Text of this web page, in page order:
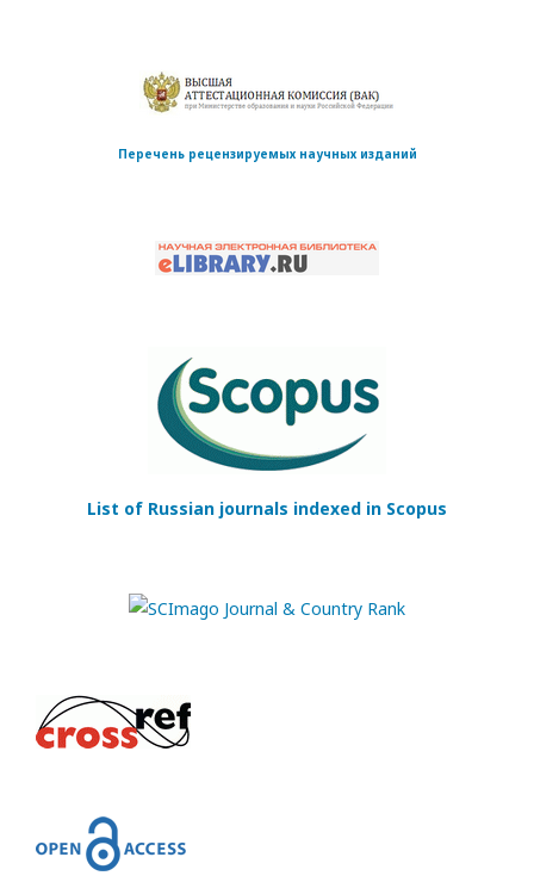
Перечень рецензируемых научных изданий
List of Russian journals indexed in Scopus